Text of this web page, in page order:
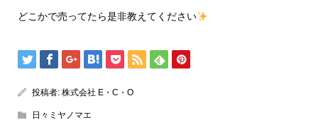
どこかで売ってたら是非教えてください
投稿者: 株式会社 E・C・O
日々ミヤノマエ